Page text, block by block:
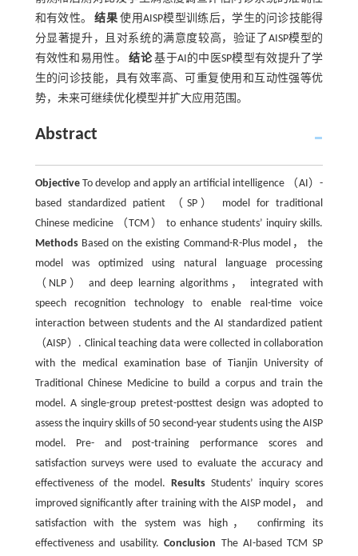
和有效性。结果 使用AISP模型训练后，学生的问诊技能得
分显著提升，且对系统的满意度较高，验证了AISP模型的
有效性和易用性。结论基于AI的中医SP模型有效提升了学
生的问诊技能，具有效率高、可重复使用和互动性强等优
势，未来可继续优化模型并扩大应用范围。
Abstract
ObjectiveTo develop and apply an artificial intelligence （AI）-
based standardized patient （SP） model for traditional
Chinese medicine （TCM） to enhance students’ inquiry skills.
MethodsBased on the existing Command-R-Plus model， the
model was optimized using natural language processing
（NLP） and deep learning algorithms， integrated with
speech recognition technology to enable real-time voice
interaction between students and the AI standardized patient
（AISP）. Clinical teaching data were collected in collaboration
with the medical examination base of Tianjin University of
Traditional Chinese Medicine to build a corpus and train the
model. A single-group pretest-posttest design was adopted to
assess the inquiry skills of 50 second-year students using the AISP
model. Pre- and post-training performance scores and
satisfaction surveys were used to evaluate the accuracy and
effectiveness of the model.Results Students’ inquiry scores
improved significantly after training with the AISP model， and
satisfaction with the system was high， confirming its
effectiveness and usability.Conclusion The AI-based TCM SP